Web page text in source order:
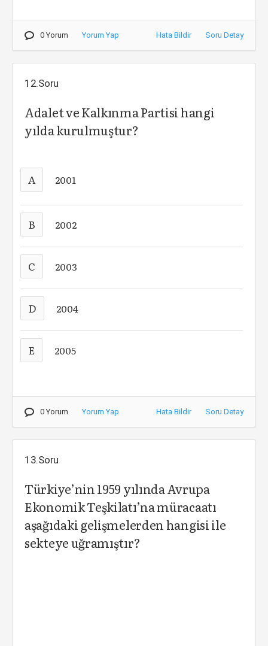
0 Yorum Yorum Yap Hata Bildir Soru Detay
12.Soru
Adalet ve Kalkınma Partisi hangi
yılda kurulmuştur?
A 2001
B 2002
C 2003
D 2004
E 2005
0 Yorum Yorum Yap Hata Bildir Soru Detay
13.Soru
Türkiye’nin 1959 yılında Avrupa
Ekonomik Teşkilatı’na müracaatı
aşağıdaki gelişmelerden hangisi ile
sekteye uğramıştır?